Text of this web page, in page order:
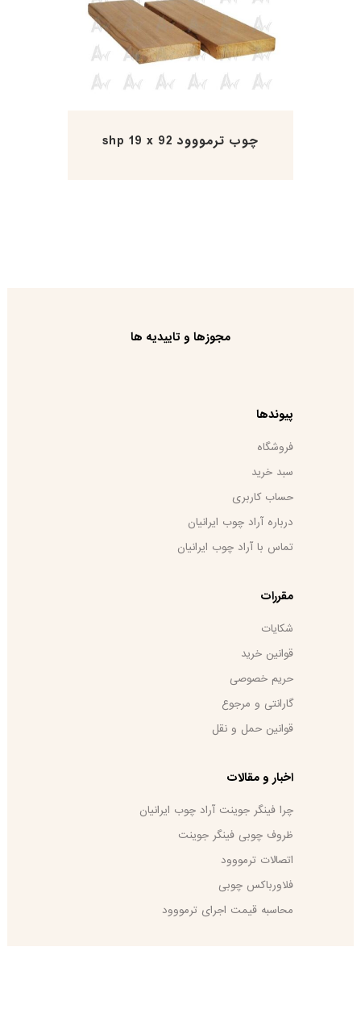
چوب ترمووود shp 19 x 92
مجوزها و تاییدیه ها
پیوندها
فروشگاه
سبد خرید
حساب کاربری
درباره آراد چوب ایرانیان
تماس با آراد چوب ایرانیان
مقررات
شکایات
قوانین خرید
حریم خصوصی
گارانتی و مرجوع
قوانین حمل و نقل
اخبار و مقالات
چرا فینگر جوینت آراد چوب ایرانیان
ظروف چوبی فینگر جوینت
اتصالات ترمووود
فلاورباکس چوبی
محاسبه قیمت اجرای ترمووود